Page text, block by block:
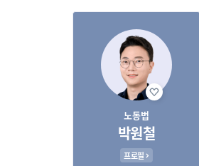
노동법
박원철
프로필